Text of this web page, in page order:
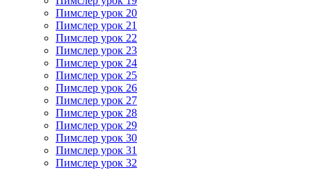
Пимслер урок 20
Пимслер урок 21
Пимслер урок 22
Пимслер урок 23
Пимслер урок 24
Пимслер урок 25
Пимслер урок 26
Пимслер урок 27
Пимслер урок 28
Пимслер урок 29
Пимслер урок 30
Пимслер урок 31
Пимслер урок 32